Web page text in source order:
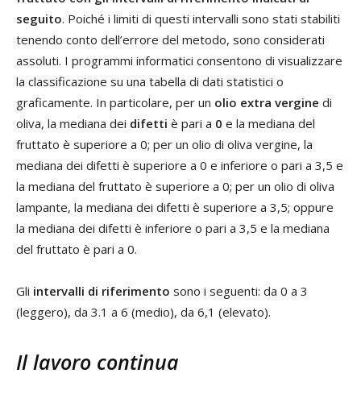
seguito. Poiché i limiti di questi intervalli sono stati stabiliti
tenendo conto dell’errore del metodo, sono considerati
assoluti. I programmi informatici consentono di visualizzare
la classificazione su una tabella di dati statistici o
graficamente. In particolare, per un olio extra vergine di
oliva, la mediana dei difetti è pari a 0 e la mediana del
fruttato è superiore a 0; per un olio di oliva vergine, la
mediana dei difetti è superiore a 0 e inferiore o pari a 3,5 e
la mediana del fruttato è superiore a 0; per un olio di oliva
lampante, la mediana dei difetti è superiore a 3,5; oppure
la mediana dei difetti è inferiore o pari a 3,5 e la mediana
del fruttato è pari a 0.
Gli intervalli di riferimento sono i seguenti: da 0 a 3
(leggero), da 3.1 a 6 (medio), da 6,1 (elevato).
Il lavoro continua